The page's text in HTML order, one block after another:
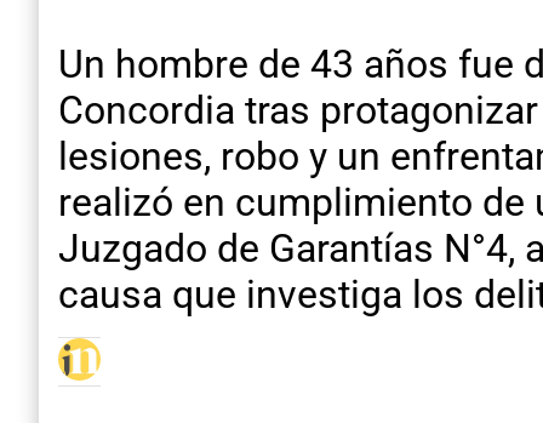
Un hombre de 43 años fue
Concordia tras
lesiones, robo y un
realizó en cumplimiento de
Juzgado de Garantías N°4,
causa que investiga los